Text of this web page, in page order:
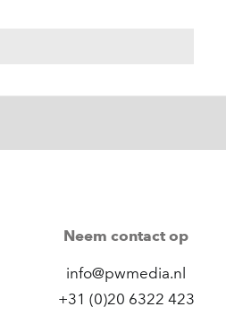
Neem contact op
info@pwmedia.nl
+31 (0)20 6322 423